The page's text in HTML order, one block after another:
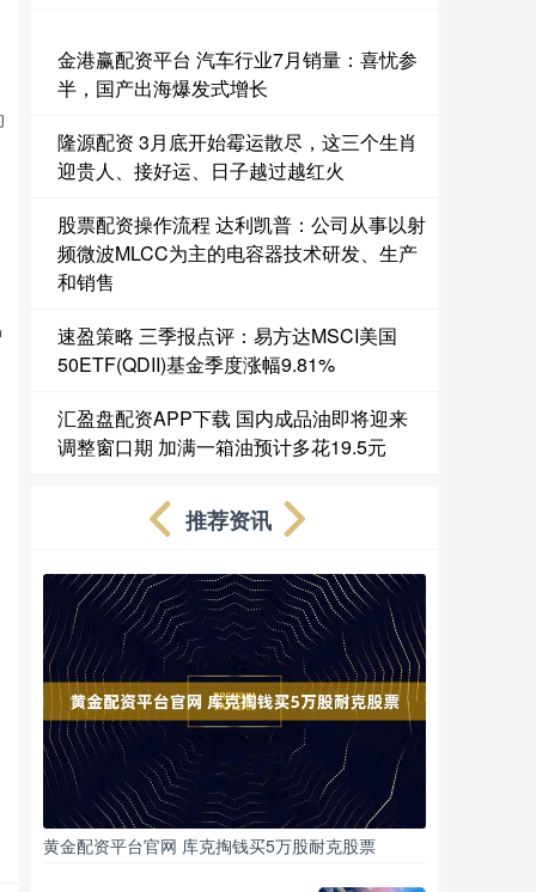
金港赢配资平台 汽车行业7月销量：喜忧参
半，国产出海爆发式增长
隆源配资 3月底开始霉运散尽，这三个生肖
迎贵人、接好运、日子越过越红火
股票配资操作流程 达利凯普：公司从事以射
频微波MLCC为主的电容器技术研发、生产
和销售
速盈策略 三季报点评：易方达MSCI美国
50ETF(QDII)基金季度涨幅9.81%
汇盈盘配资APP下载 国内成品油即将迎来
调整窗口期 加满一箱油预计多花19.5元
推荐资讯
黄金配资平台官网 库克掏钱买5万股耐克股票